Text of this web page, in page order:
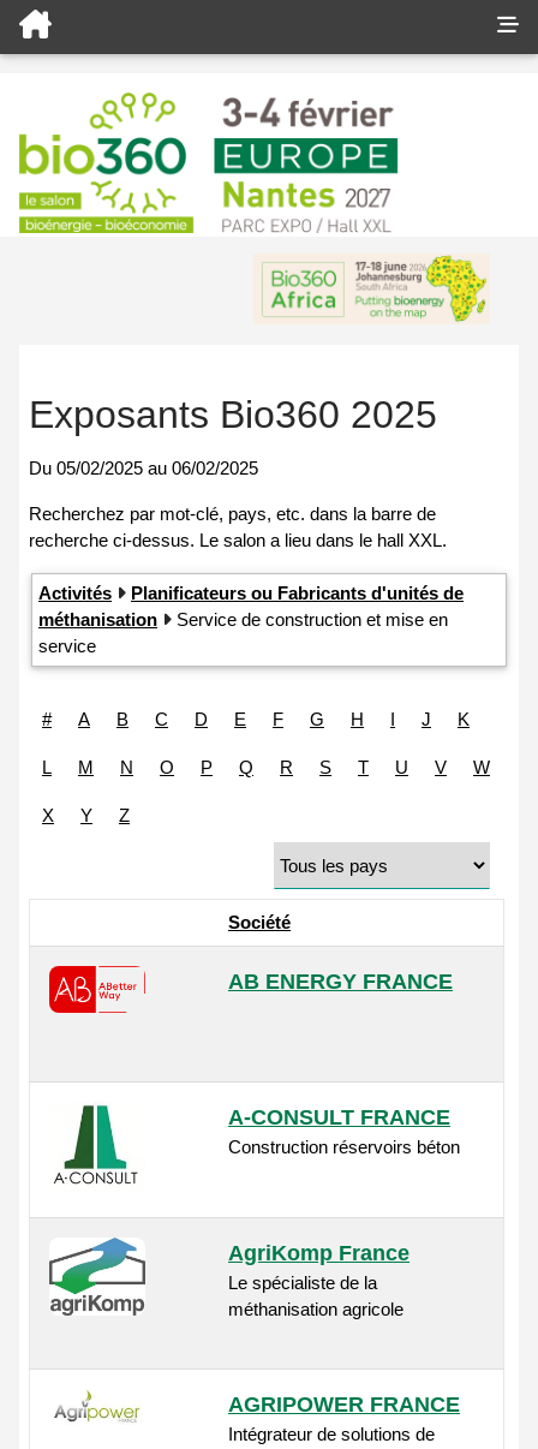
Exposants Bio360 2025
Du 05/02/2025 au 06/02/2025
Activités
Planificateurs ou Fabricants d'unités de
méthanisation
Service de construction et mise en
service
# A B C D E F G H I J K
L M N O P Q R S T U V W
X Y Z
Société
AB ENERGY FRANCE
A-CONSULT FRANCE
Construction réservoirs béton
AgriKomp France
Le spécialiste de la
méthanisation agricole
AGRIPOWER FRANCE
Intégrateur de solutions de